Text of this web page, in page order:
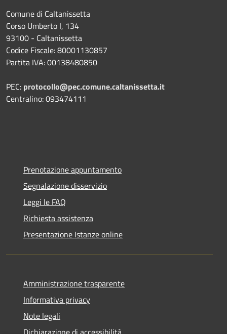
Comune di Caltanissetta
Corso Umberto I, 134
93100 - Caltanissetta
Codice Fiscale: 80001130857
Partita IVA: 00138480850
PEC: protocollo@pec.comune.caltanissetta.it
Centralino: 093474111
Prenotazione appuntamento
Segnalazione disservizio
Leggi le FAQ
Richiesta assistenza
Presentazione Istanze online
Amministrazione trasparente
Informativa privacy
Note legali